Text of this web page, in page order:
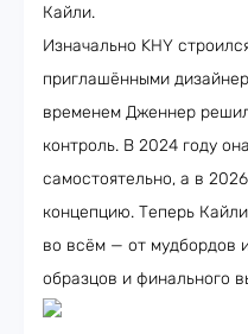
Кайли.
Изначально KHY
приглашёнными
временем Дженнер
контроль. В 2024 году
самостоятельно, а в
концепцию. Теперь
во всём — от мудбордов
образцов и финального